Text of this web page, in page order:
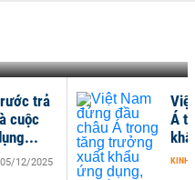
trả
cuộc
12/2025
Á
KINH